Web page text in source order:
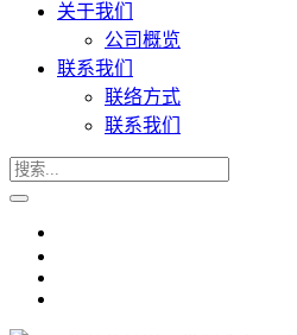
关于我们
公司概览
联系我们
联络方式
联系我们